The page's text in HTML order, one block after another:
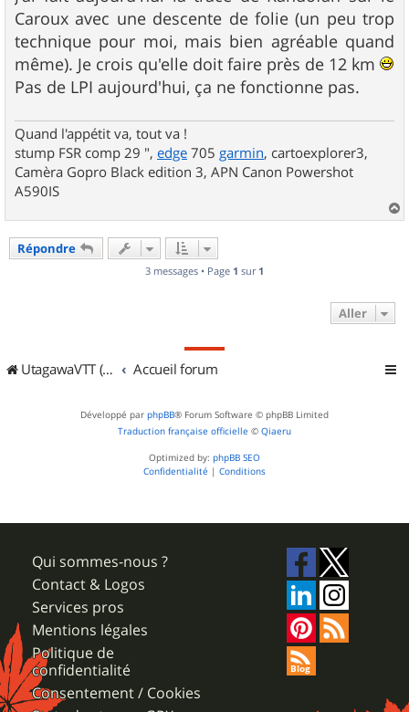
Caroux avec une descente de folie (un peu trop
technique pour moi, mais bien agréable quand
même). Je crois qu'elle doit faire près de 12 km
Pas de LPI aujourd'hui, ça ne fonctionne pas.
Quand l'appétit va, tout va !
stump FSR comp 29 ", edge 705 garmin, cartoexplorer3,
Camèra Gopro Black edition 3, APN Canon Powershot
A590IS
a
Répondre
3 messages • Page 1 sur 1
Aller
UtagawaVTT (Randos VTT et VTTAE avec traces GPS) Accueil forum
Développé par phpBB® Forum Software © phpBB Limited
Traduction française officielle © Qiaeru
Optimized by: phpBB SEO
Confidentialité | Conditions
Qui sommes-nous ?
Contact & Logos
Services pros
Mentions légales
Politique de
confidentialité
Consentement / Cookies